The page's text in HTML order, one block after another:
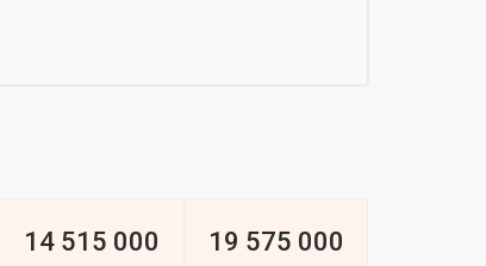
14 515 000 19 575 000